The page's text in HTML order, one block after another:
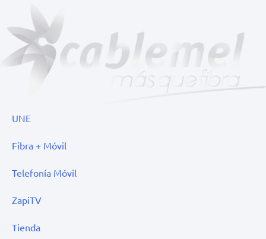
UNE
Fibra + Móvil
Telefonía Móvil
ZapiTV
Tienda